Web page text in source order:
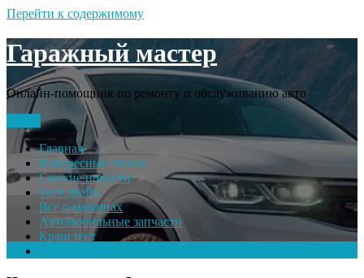
Перейти к содержимому
Гаражный мастер
Онлайн-помощник по ремонту и обслуживанию авто
Главная
Интересные статьи
Свежие новости
Тест драйв
Все о машинах
Автомобильные запчасти
Краш тест